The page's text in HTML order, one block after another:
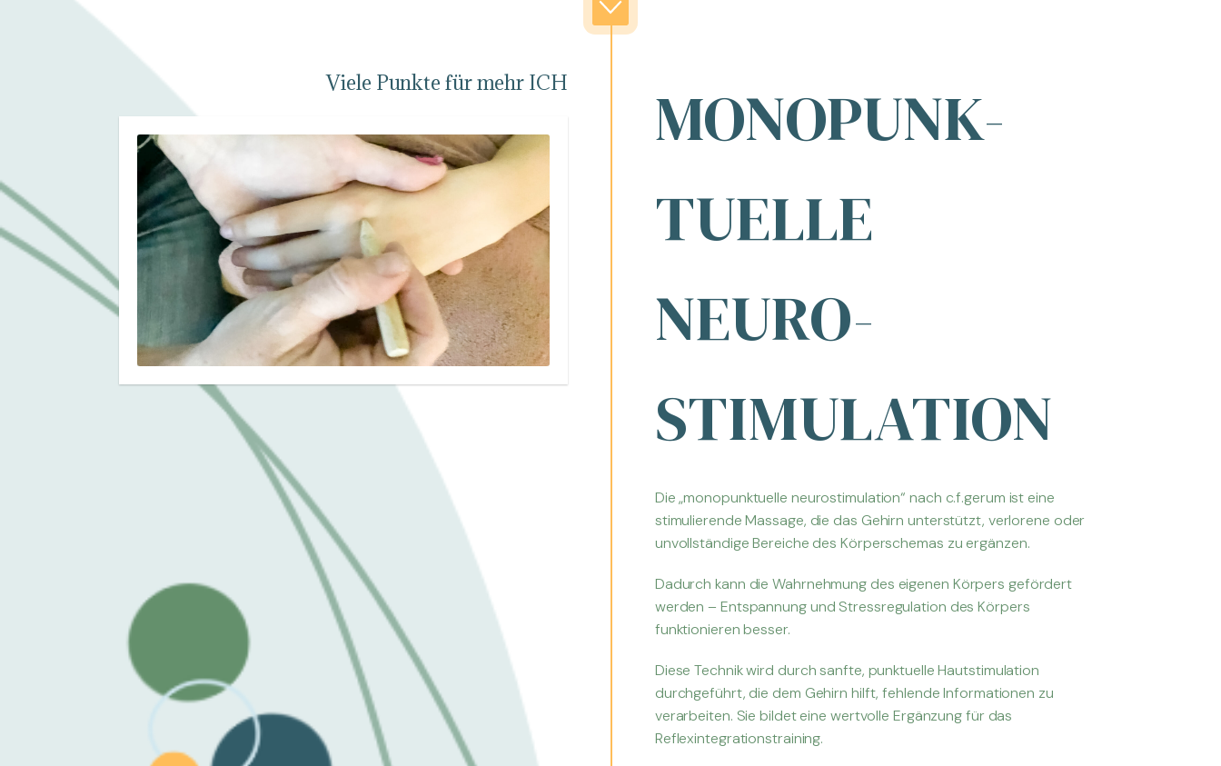
Viele Punkte für mehr ICH
MONOPUNK-
TUELLE
NEURO-
STIMULATION
Die „monopunktuelle neurostimulation“ nach c.f.gerum ist eine
stimulierende Massage, die das Gehirn unterstützt, verlorene oder
unvollständige Bereiche des Körperschemas zu ergänzen.
Dadurch kann die Wahrnehmung des eigenen Körpers gefördert
werden – Entspannung und Stressregulation des Körpers
funktionieren besser.
Diese Technik wird durch sanfte, punktuelle Hautstimulation
durchgeführt, die dem Gehirn hilft, fehlende Informationen zu
verarbeiten. Sie bildet eine wertvolle Ergänzung für das
Reflexintegrationstraining.